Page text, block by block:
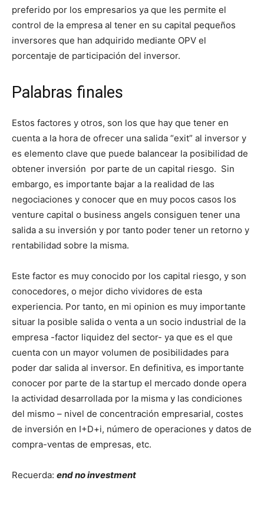
preferido por los empresarios ya que les permite el
control de la empresa al tener en su capital pequeños
inversores que han adquirido mediante OPV el
porcentaje de participación del inversor.
Palabras finales
Estos factores y otros, son los que hay que tener en
cuenta a la hora de ofrecer una salida “exit” al inversor y
es elemento clave que puede balancear la posibilidad de
obtener inversión por parte de un capital riesgo. Sin
embargo, es importante bajar a la realidad de las
negociaciones y conocer que en muy pocos casos los
venture capital o business angels consiguen tener una
salida a su inversión y por tanto poder tener un retorno y
rentabilidad sobre la misma.
Este factor es muy conocido por los capital riesgo, y son
conocedores, o mejor dicho vividores de esta
experiencia. Por tanto, en mi opinion es muy importante
situar la posible salida o venta a un socio industrial de la
empresa -factor liquidez del sector- ya que es el que
cuenta con un mayor volumen de posibilidades para
poder dar salida al inversor. En definitiva, es importante
conocer por parte de la startup el mercado donde opera
la actividad desarrollada por la misma y las condiciones
del mismo – nivel de concentración empresarial, costes
de inversión en I+D+i, número de operaciones y datos de
compra-ventas de empresas, etc.
Recuerda: end no investment